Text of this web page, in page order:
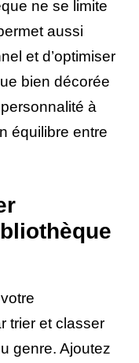
ne se limite
aussi
et d’optimiser
bien décorée
à
équilibre entre
trier et classer
genre. Ajoutez